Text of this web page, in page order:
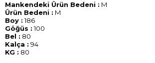
Mankendeki Ürün Bedeni : M
Ürün Bedeni : M
Boy :186
Göğüs :100
Bel : 80
Kalça : 94
KG : 80